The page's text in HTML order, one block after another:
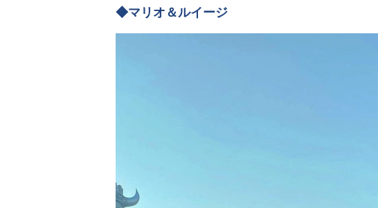
◆マリオ＆ルイージ